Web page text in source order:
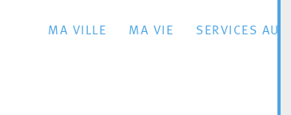
MA VILLE MA VIE SERVICES AU